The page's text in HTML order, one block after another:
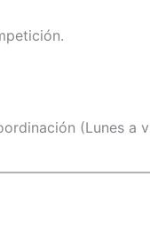
(Lunes a